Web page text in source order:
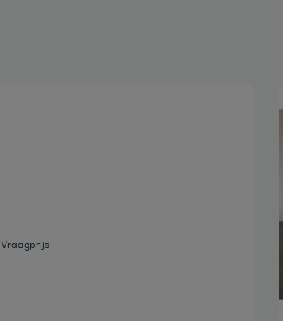
Vraagprijs